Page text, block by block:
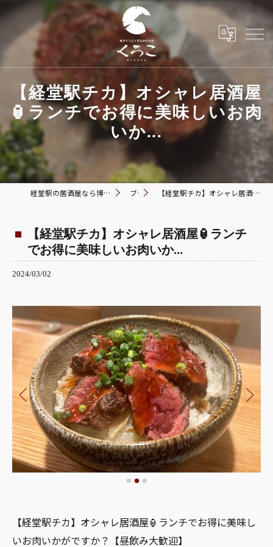
【経堂駅チカ】オシャレ居酒屋
🏮ランチでお得に美味しいお肉
いか...
経堂駅の居酒屋なら博多おでんと黒毛和牛の店 くろこ ブログ 【経堂駅チカ】オシャレ居酒屋🏮ランチでお得に美味しいお肉いか...
【経堂駅チカ】オシャレ居酒屋🏮ランチ
でお得に美味しいお肉いか...
2024/03/02
【経堂駅チカ】オシャレ居酒屋🏮ランチでお得に美味し
いお肉いかがですか？【昼飲み大歓迎】